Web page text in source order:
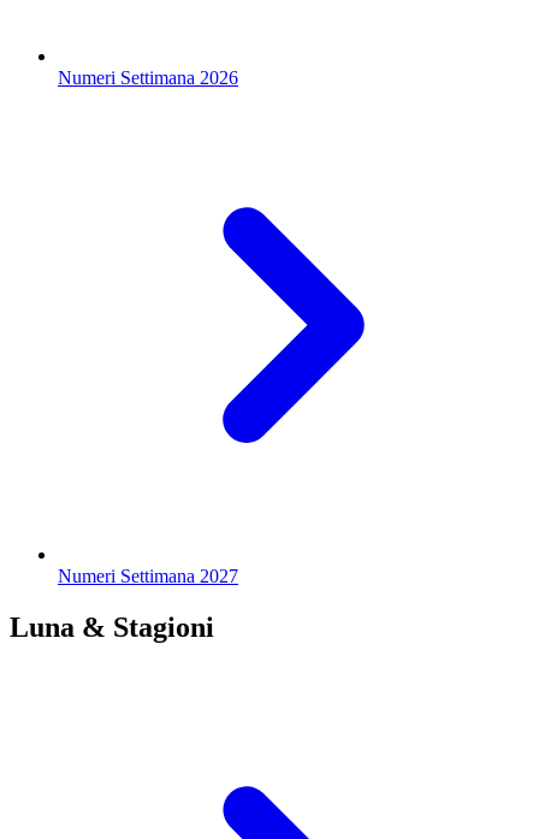
Numeri Settimana 2026
Numeri Settimana 2027
Luna & Stagioni